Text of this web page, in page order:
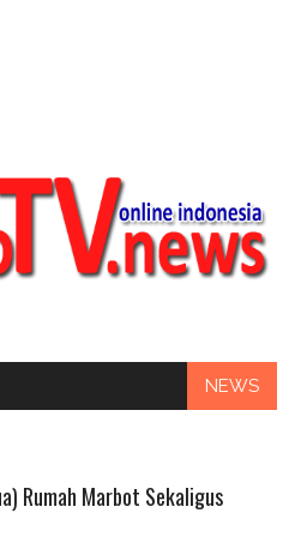
NEWS
Rumah Marbot Sekaligus